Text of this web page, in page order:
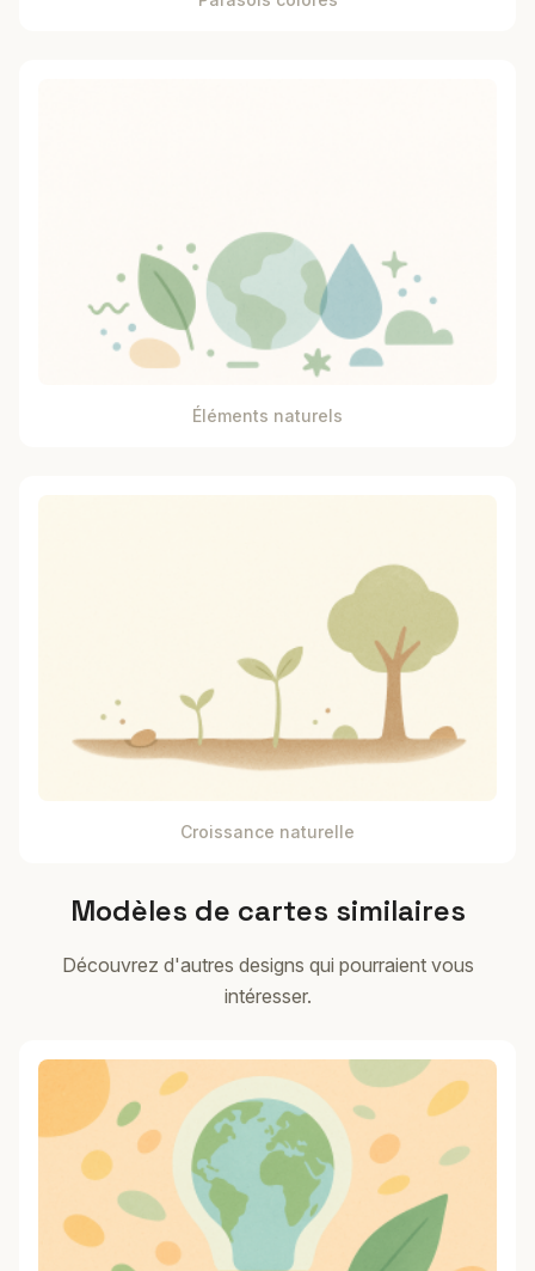
Éléments naturels
Croissance naturelle
Modèles de cartes similaires
Découvrez d'autres designs qui pourraient vous
intéresser.